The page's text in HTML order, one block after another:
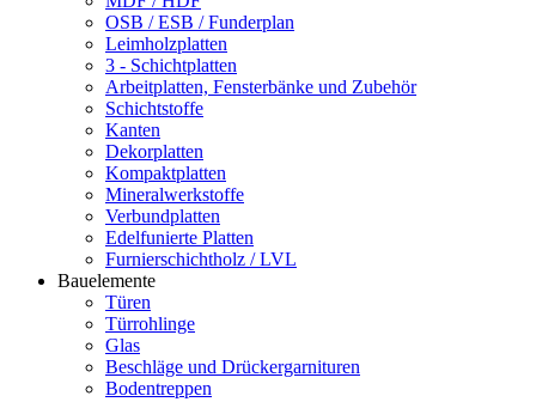
OSB / ESB / Funderplan
Leimholzplatten
3 - Schichtplatten
Arbeitplatten, Fensterbänke und Zubehör
Schichtstoffe
Kanten
Dekorplatten
Kompaktplatten
Mineralwerkstoffe
Verbundplatten
Edelfunierte Platten
Furnierschichtholz / LVL
Bauelemente
Türen
Türrohlinge
Glas
Beschläge und Drückergarnituren
Bodentreppen